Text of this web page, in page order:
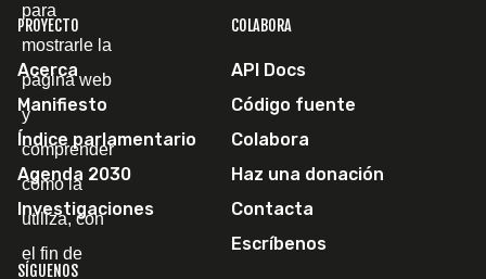
PROYECTO
Acerca
Manifiesto
Índice parlamentario
Agenda 2030
Investigaciones
COLABORA
API Docs
Código fuente
Colabora
Haz una donación
Contacta
Escríbenos
SÍGUENOS
para
mostrarle la
página web
y
comprender
cómo la
utiliza, con
el fin de